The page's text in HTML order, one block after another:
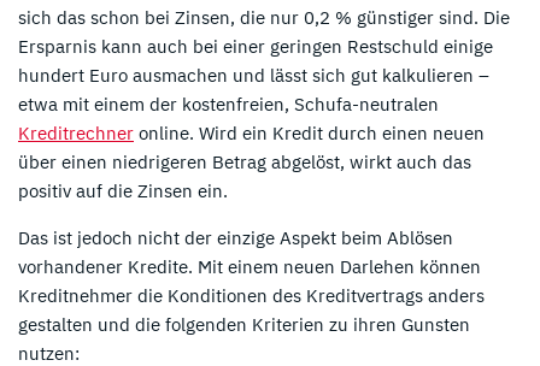
sich das schon bei Zinsen, die nur 0,2 % günstiger sind. Die
Ersparnis kann auch bei einer geringen Restschuld einige
hundert Euro ausmachen und lässt sich gut kalkulieren –
etwa mit einem der kostenfreien, Schufa-neutralen
Kreditrechner online. Wird ein Kredit durch einen neuen
über einen niedrigeren Betrag abgelöst, wirkt auch das
positiv auf die Zinsen ein.
Das ist jedoch nicht der einzige Aspekt beim Ablösen
vorhandener Kredite. Mit einem neuen Darlehen können
Kreditnehmer die Konditionen des Kreditvertrags anders
gestalten und die folgenden Kriterien zu ihren Gunsten
nutzen: